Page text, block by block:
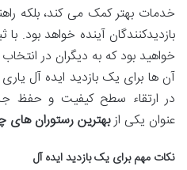
خدمات بهتر کمک می کند، بلکه
بازدیدکنندگان آینده خواهد بود.
خواهید بود که به دیگران در
آن ها برای یک بازدید ایده آل
در ارتقاء سطح کیفیت و حفظ
عنوان یکی ازبهترین رستوران های
نکات مهم برای یک بازدید ایده آل